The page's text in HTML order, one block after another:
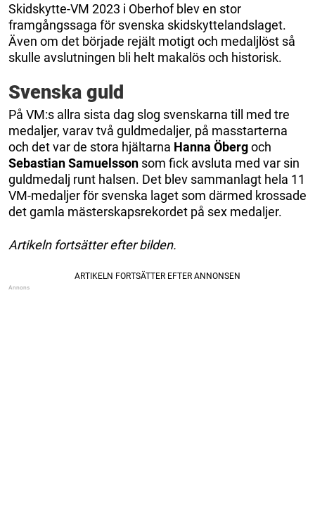
Skidskytte-VM 2023 i Oberhof blev en stor
framgångssaga för svenska skidskyttelandslaget.
Även om det började rejält motigt och medaljlöst så
skulle avslutningen bli helt makalös och historisk.
Svenska guld
På VM:s allra sista dag slog svenskarna till med tre
medaljer, varav två guldmedaljer, på masstarterna
och det var de stora hjältarna Hanna Öbergoch
Sebastian Samuelsson som fick avsluta med var sin
guldmedalj runt halsen. Det blev sammanlagt hela 11
VM-medaljer för svenska laget som därmed krossade
det gamla mästerskapsrekordet på sex medaljer.
Artikeln fortsätter efter bilden.